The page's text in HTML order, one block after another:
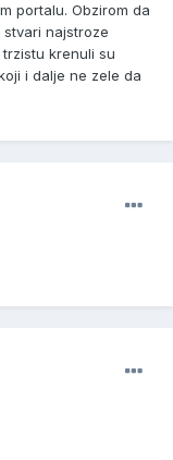
portalu. Obzirom da
najstroze
krenuli su
i dalje ne zele da